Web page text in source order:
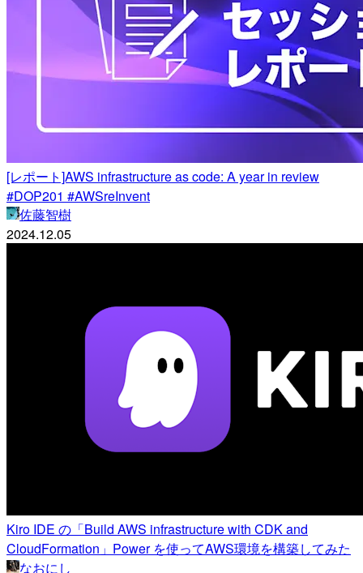
[レポート]AWS infrastructure as code: A year in review
#DOP201 #AWSreInvent
佐藤智樹
2024.12.05
Kiro IDE の「Build AWS infrastructure with CDK and
CloudFormation」Power を使ってAWS環境を構築してみた
なおにし